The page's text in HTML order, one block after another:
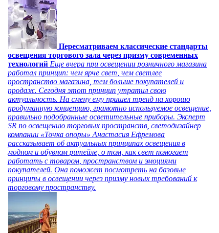
Пересматриваем классические стандарты
освещения торгового зала через призму современных
технологий Еще вчера при освещении розничного магазина
работал принцип: чем ярче свет, чем светлее
пространство магазина, тем больше покупателей и
продаж. Сегодня этот принцип утратил свою
актуальность. На смену ему пришел тренд на хорошо
продуманную концепцию, грамотно используемое освещение,
правильно подобранные осветительные приборы. Эксперт
SR по освещению торговых пространств, светодизайнер
компании «Точка опоры» Анастасия Ефремова
рассказывает об актуальных принципах освещения в
модном и обувном ритейле, о том, как свет помогает
работать с товаром, пространством и эмоциями
покупателей. Она поможет посмотреть на базовые
принципы в освещении через призму новых требований к
торговому пространству.